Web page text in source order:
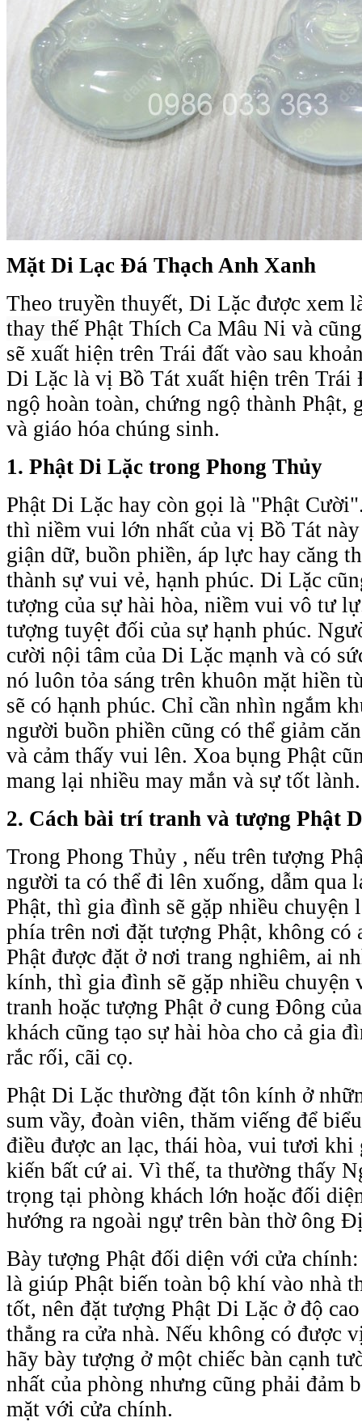
Mặt Di Lạc Đá Thạch Anh Xanh
Theo truyền thuyết, Di Lặc được xem
thay thế Phật Thích Ca Mâu Ni và
sẽ xuất hiện trên Trái đất vào sau
Di Lặc là vị Bồ Tát xuất hiện trên Trái
ngộ hoàn toàn, chứng ngộ thành Phật,
và giáo hóa chúng sinh.
1. Phật Di Lặc trong Phong Thủy
Phật Di Lặc hay còn gọi là "Phật
thì niềm vui lớn nhất của vị Bồ Tát
giận dữ, buồn phiền, áp lực hay căng
thành sự vui vẻ, hạnh phúc. Di Lặc
tượng của sự hài hòa, niềm vui vô tư
tượng tuyệt đối của sự hạnh phúc.
cười nội tâm của Di Lặc mạnh và có
nó luôn tỏa sáng trên khuôn mặt hiền
sẽ có hạnh phúc. Chỉ cần nhìn ngắm
người buồn phiền cũng có thể giảm
và cảm thấy vui lên. Xoa bụng Phật
mang lại nhiều may mắn và sự tốt lành.
2. Cách bài trí tranh và tượng Phật
Trong Phong Thủy , nếu trên tượng
người ta có thể đi lên xuống, dẫm qua
Phật, thì gia đình sẽ gặp nhiều chuyện
phía trên nơi đặt tượng Phật, không
Phật được đặt ở nơi trang nghiêm, ai
kính, thì gia đình sẽ gặp nhiều chuyện
tranh hoặc tượng Phật ở cung Đông
khách cũng tạo sự hài hòa cho cả gia
rắc rối, cãi cọ.
Phật Di Lặc thường đặt tôn kính ở
sum vầy, đoàn viên, thăm viếng để
điều được an lạc, thái hòa, vui tươi khi
kiến bất cứ ai. Vì thế, ta thường thấy
trọng tại phòng khách lớn hoặc đối
hướng ra ngoài ngự trên bàn thờ ông
Bày tượng Phật đối diện với cửa
là giúp Phật biến toàn bộ khí vào nhà
tốt, nên đặt tượng Phật Di Lặc ở độ
thẳng ra cửa nhà. Nếu không có được
hãy bày tượng ở một chiếc bàn cạnh
nhất của phòng nhưng cũng phải đảm
mặt với cửa chính.